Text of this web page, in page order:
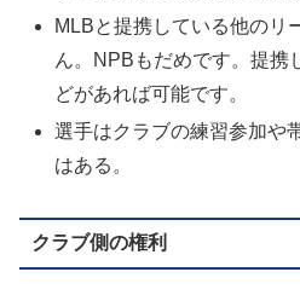
MLBと提携している他のリ
ん。NPBもだめです。提携
どがあれば可能です。
選手はクラブの練習参加や
はある。
クラブ側の権利